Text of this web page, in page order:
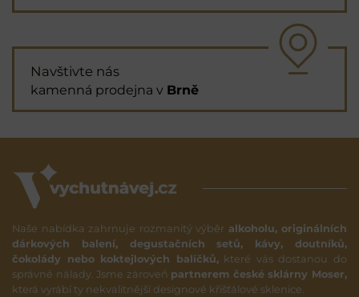
Navštivte nás
kamenná prodejna v Brně
Naše nabídka zahrnuje rozmanitý výběr alkoholu, originálních
dárkových balení, degustačních setů, kávy, doutníků,
čokolády nebo koktejlových balíčků,které vás dostanou do
správné nálady. Jsme zároveň partnerem české sklárny Moser,
která vyrábí ty nekvalitnější designové křišťálové sklenice.